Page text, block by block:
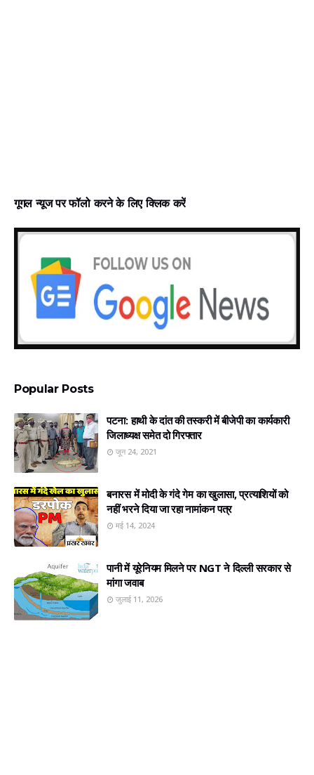
गूगल न्‍यूज पर फॉलो करने के लिए क्लिक करें
Popular Posts
पटना: हाथी के दांत की तस्करी में बीजेपी का कार्यकारी
जिलाध्यक्ष समेत दो गिरफ्तार
जून 24, 2021
बनारस में मोदी के गंदे गेम का खुलासा, प्रत्‍याशियों को
नहीं भरने दिया जा रहा नामांकन पत्र
मई 14, 2024
पानी में यूरेनियम मिलने पर NGT ने दिल्ली सरकार से
मांगा जवाब
जुलाई 11, 2026